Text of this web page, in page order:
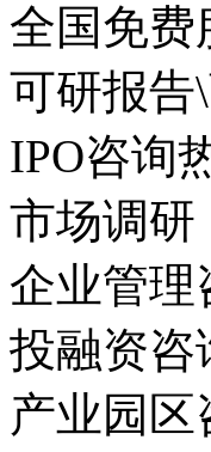
全国免费
可研报告
IPO咨询
市场调研
企业管理
投融资咨
产业园区